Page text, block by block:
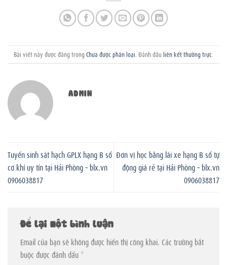
Bài viết này được đăng trong Chưa được phân loại . Đánh dấu liên kết thường trực
ADMIN
Tuyển sinh sát hạch GPLX hạng B số
cơ khí uy tín tại Hải Phòng – blx.vn
0906038817
Đơn vị học bằng lái xe hạng B số tự
động giá rẻ tại Hải Phòng – blx.vn
0906038817
Để lại một bình luận
Email của bạn sẽ không được hiển thị công khai. Các trường bắt
buộc được đánh dấu *